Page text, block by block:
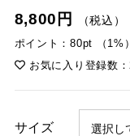
8,800円
（税込）
ポイント：80pt （1%）
お気に入り登録数
サイズ